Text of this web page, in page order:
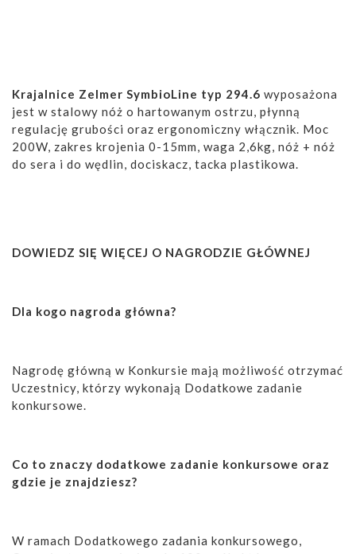
Krajalnice Zelmer SymbioLine typ 294.6 wyposażona
jest w stalowy nóż o hartowanym ostrzu, płynną
regulację grubości oraz ergonomiczny włącznik. Moc
200W, zakres krojenia 0-15mm, waga 2,6kg, nóż + nóż
do sera i do wędlin, dociskacz, tacka plastikowa.
DOWIEDZ SIĘ WIĘCEJ O NAGRODZIE GŁÓWNEJ
Dla kogo nagroda główna?
Nagrodę główną w Konkursie mają możliwość otrzymać
Uczestnicy, którzy wykonają Dodatkowe zadanie
konkursowe.
Co to znaczy dodatkowe zadanie konkursowe oraz
gdzie je znajdziesz?
W ramach Dodatkowego zadania konkursowego,